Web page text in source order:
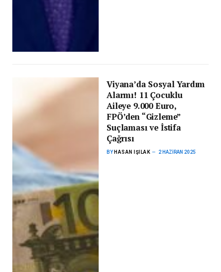
Viyana’da Sosyal Yardım
Alarmı! 11 Çocuklu
Aileye 9.000 Euro,
FPÖ’den “Gizleme”
Suçlaması ve İstifa
Çağrısı
BY HASAN IŞILAK 2 HAZIRAN 2025